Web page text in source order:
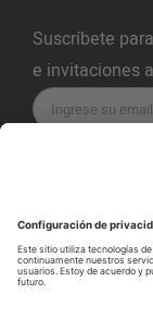
Suscríbete
e invitaciones
Política de